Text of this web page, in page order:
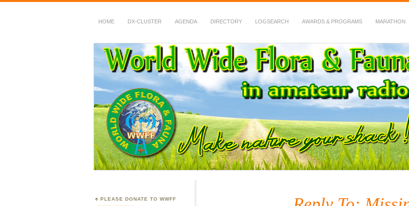
HOME DX-CLUSTER AGENDA DIRECTORY LOGSEARCH AWARDS & PROGRAMS MARATHON
WWFF
~ World Wide Flora & Fauna in Amateur Radio
PLEASE DONATE TO WWFF